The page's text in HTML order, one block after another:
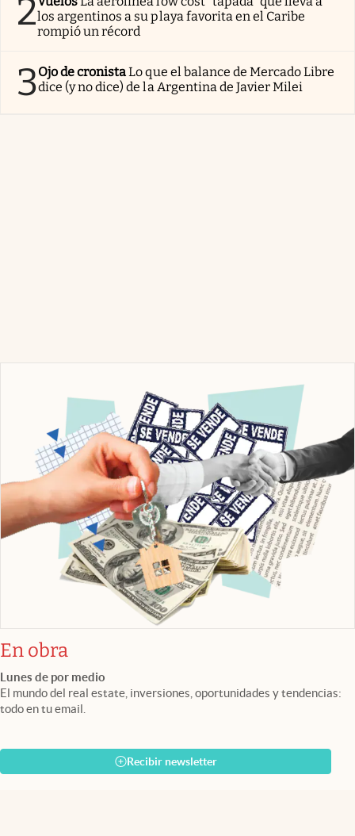
2los argentinos a su playa favorita en el Caribe
rompió un récord
3Ojo de cronistaLo que el balance de Mercado Libre
dice (y no dice) de la Argentina de Javier Milei
En obra
Lunes de por medio
El mundo del real estate, inversiones, oportunidades y tendencias:
todo en tu email.
Recibir newsletter